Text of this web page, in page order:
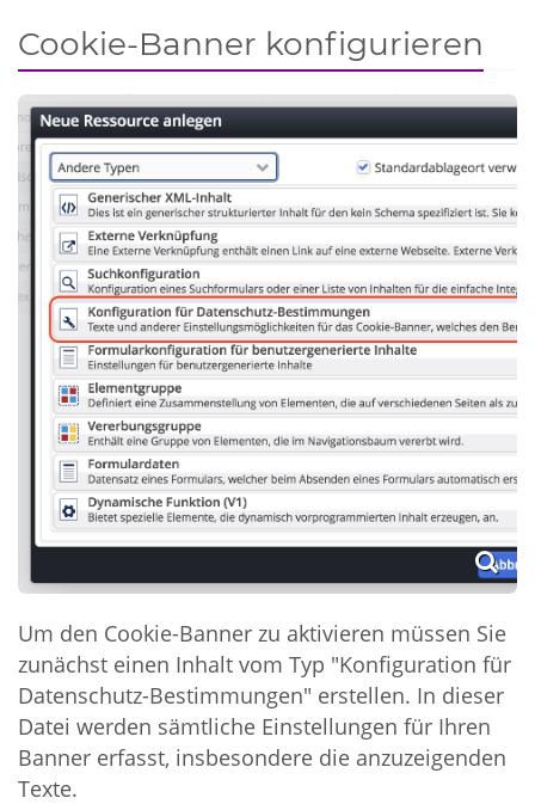
Cookie-Banner konfigurieren
Um den Cookie-Banner zu aktivieren müssen Sie
zunächst einen Inhalt vom Typ "Konfiguration für
Datenschutz-Bestimmungen" erstellen. In dieser
Datei werden sämtliche Einstellungen für Ihren
Banner erfasst, insbesondere die anzuzeigenden
Texte.